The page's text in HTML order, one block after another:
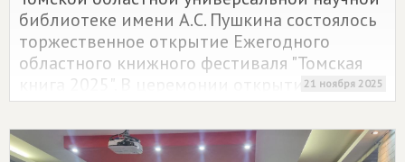
библиотеке имени А.С. Пушкина состоялось
торжественное открытие Ежегодного
областного книжного фестиваля "Томская
книга 2025". В церемонии открытия приняли
участие депутаты Законодательной Думы
Томской области Галина Немцева, Татьяна
Славкина и Олег Правдин.
21 ноября 2025